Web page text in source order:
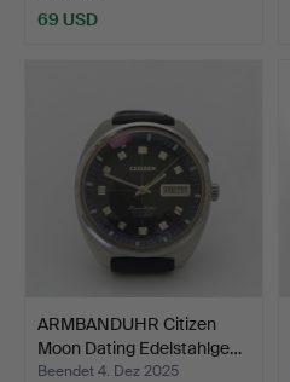
69 USD
ARMBANDUHR Citizen
Moon Dating Edelstahlge…
Beendet 4. Dez 2025